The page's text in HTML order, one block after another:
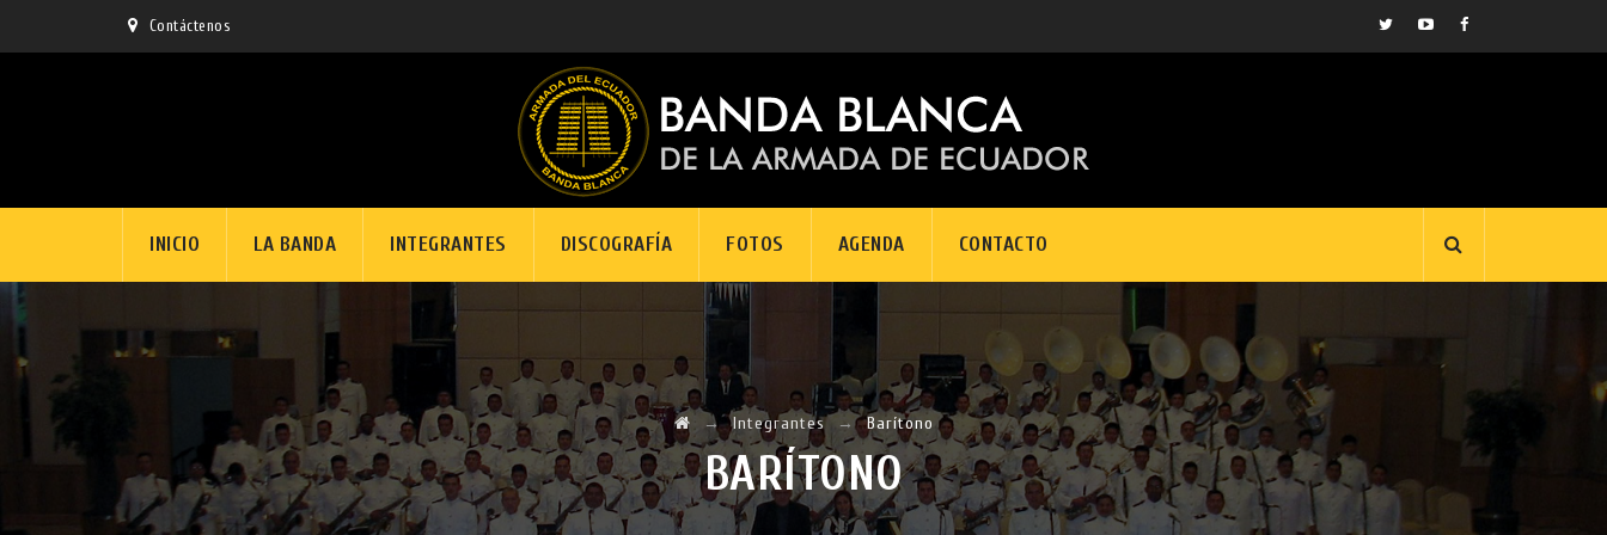
Contáctenos
content
INICIO LA BANDA INTEGRANTES DISCOGRAFÍA FOTOS AGENDA CONTACTO
→Integrantes→Barítono
BARÍTONO